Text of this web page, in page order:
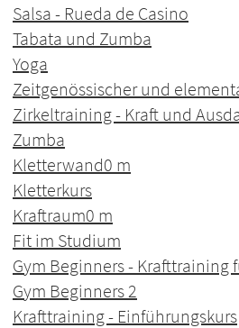
Salsa - Rueda de Casino
Tabata und Zumba
Yoga
Zeitgenössischer und
Zirkeltraining - Kraft und
Zumba
Kletterwand0 m
Kletterkurs
Kraftraum0 m
Fit im Studium
Gym Beginners - Krafttraining
Gym Beginners 2
Krafttraining - Einführungskurs